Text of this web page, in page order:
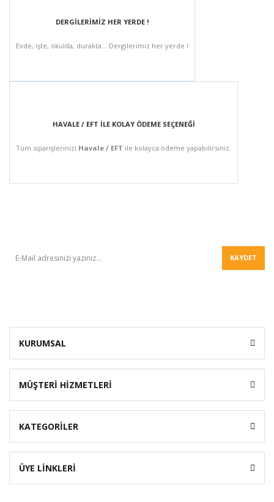
DERGİLERİMİZ HER YERDE !
Evde, işte, okulda, durakta... Dergilerimiz her yerde !
HAVALE / EFT İLE KOLAY ÖDEME SEÇENEĞİ
Tüm siparişlerinizi Havale / EFT ile kolayca ödeme yapabilirsiniz.
KAYDET
KURUMSAL
MÜŞTERİ HİZMETLERİ
KATEGORİLER
ÜYE LİNKLERİ